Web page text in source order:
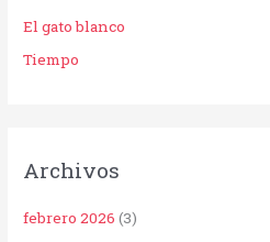
El gato blanco
Tiempo
Archivos
febrero 2026 (3)